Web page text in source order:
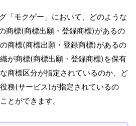
「モクゲー」において、どのような
商標(商標出願・登録商標)があるの
商標(商標出願・登録商標)があるの
が商標(商標出願・登録商標)を保有
商標区分が指定されているのか、ど
務(サービス)が指定されているの
とができます。